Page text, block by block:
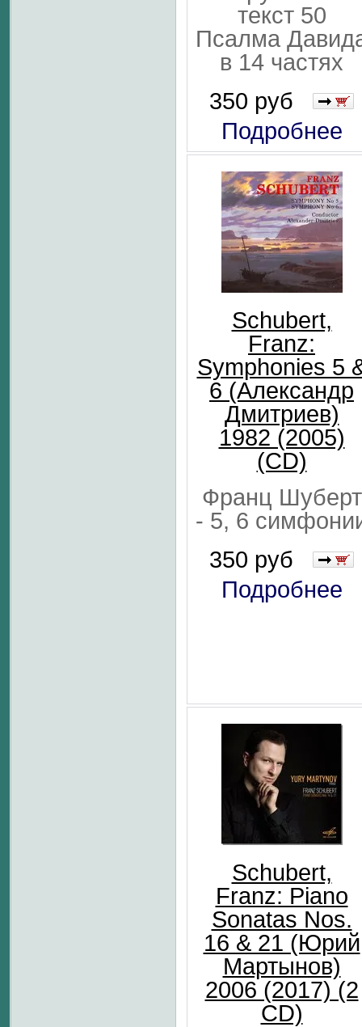
текст 50
Псалма
в 14 частях
350 руб
Подробнее
Schubert,
Franz:
Symphonies 5
6 (Александр
Дмитриев)
1982 (2005)
(CD)
Франц Шуберт
- 5, 6
350 руб
Подробнее
Schubert,
Franz: Piano
Sonatas Nos.
16 & 21 (Юрий
Мартынов)
2006 (2017) (2
CD)